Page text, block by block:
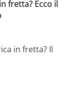
fretta? Ecco il
in fretta? Il